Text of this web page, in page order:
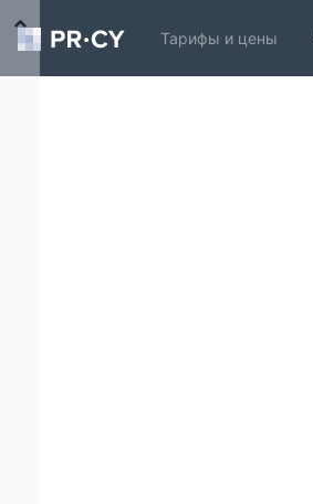
Тарифы и цены